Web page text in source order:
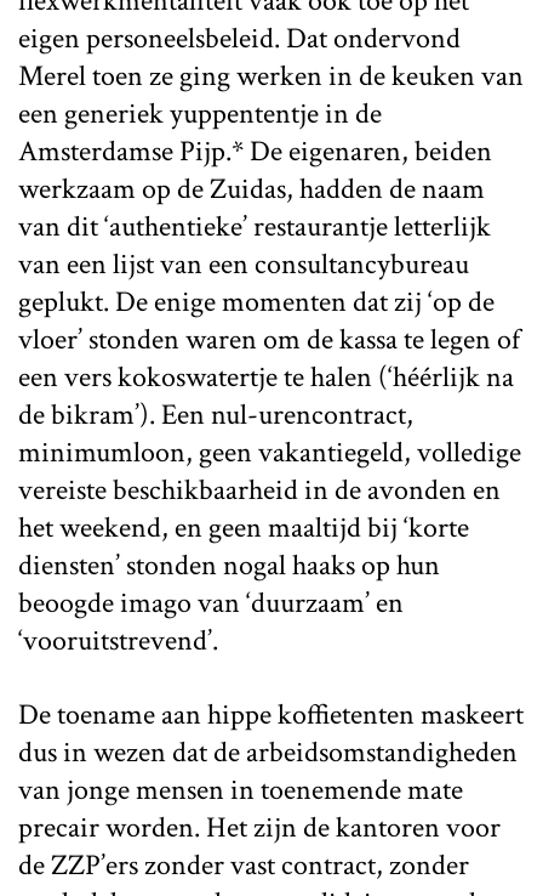
eigen personeelsbeleid. Dat ondervond
Merel toen ze ging werken in de keuken van
een generiek yuppententje in de
Amsterdamse Pijp.* De eigenaren, beiden
werkzaam op de Zuidas, hadden de naam
van dit ‘authentieke’ restaurantje letterlijk
van een lijst van een consultancybureau
geplukt. De enige momenten dat zij ‘op de
vloer’ stonden waren om de kassa te legen of
een vers kokoswatertje te halen (‘héérlijk na
de bikram’). Een nul-urencontract,
minimumloon, geen vakantiegeld, volledige
vereiste beschikbaarheid in de avonden en
het weekend, en geen maaltijd bij ‘korte
diensten’ stonden nogal haaks op hun
beoogde imago van ‘duurzaam’ en
‘vooruitstrevend’.
De toename aan hippe koffietenten maskeert
dus in wezen dat de arbeidsomstandigheden
van jonge mensen in toenemende mate
precair worden. Het zijn de kantoren voor
de ZZP’ers zonder vast contract, zonder